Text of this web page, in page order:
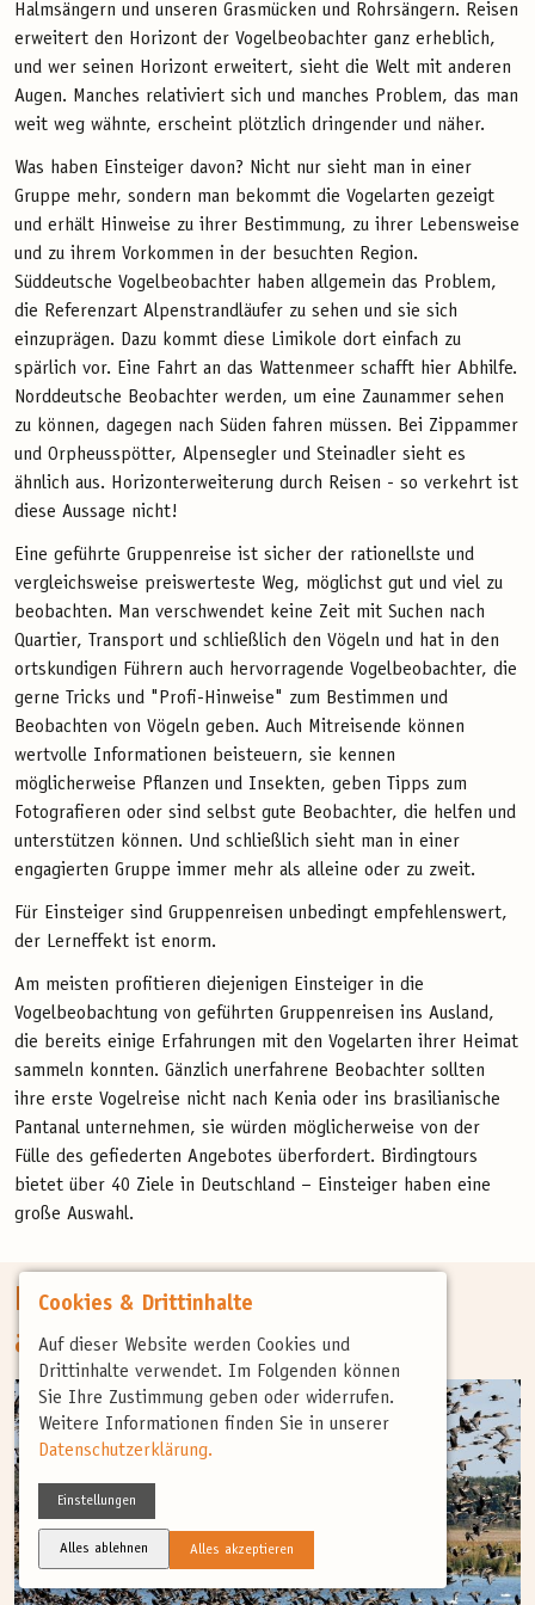
Cookies & Drittinhalte
Auf dieser Website werden Cookies und
Drittinhalte verwendet. Im Folgenden können
Sie Ihre Zustimmung geben oder widerrufen.
Weitere Informationen finden Sie in unserer
Datenschutzerklärung.
Einstellungen
Alles ablehnen Alles akzeptieren
Halmsängern und unseren Grasmücken und Rohrsängern. Reisen
erweitert den Horizont der Vogelbeobachter ganz erheblich,
und wer seinen Horizont erweitert, sieht die Welt mit anderen
Augen. Manches relativiert sich und manches Problem, das man
weit weg wähnte, erscheint plötzlich dringender und näher.
Was haben Einsteiger davon? Nicht nur sieht man in einer
Gruppe mehr, sondern man bekommt die Vogelarten gezeigt
und erhält Hinweise zu ihrer Bestimmung, zu ihrer Lebensweise
und zu ihrem Vorkommen in der besuchten Region.
Süddeutsche Vogelbeobachter haben allgemein das Problem,
die Referenzart Alpenstrandläufer zu sehen und sie sich
einzuprägen. Dazu kommt diese Limikole dort einfach zu
spärlich vor. Eine Fahrt an das Wattenmeer schafft hier Abhilfe.
Norddeutsche Beobachter werden, um eine Zaunammer sehen
zu können, dagegen nach Süden fahren müssen. Bei Zippammer
und Orpheusspötter, Alpensegler und Steinadler sieht es
ähnlich aus. Horizonterweiterung durch Reisen - so verkehrt ist
diese Aussage nicht!
Eine geführte Gruppenreise ist sicher der rationellste und
vergleichsweise preiswerteste Weg, möglichst gut und viel zu
beobachten. Man verschwendet keine Zeit mit Suchen nach
Quartier, Transport und schließlich den Vögeln und hat in den
ortskundigen Führern auch hervorragende Vogelbeobachter, die
gerne Tricks und "Profi-Hinweise" zum Bestimmen und
Beobachten von Vögeln geben. Auch Mitreisende können
wertvolle Informationen beisteuern, sie kennen
möglicherweise Pflanzen und Insekten, geben Tipps zum
Fotografieren oder sind selbst gute Beobachter, die helfen und
unterstützen können. Und schließlich sieht man in einer
engagierten Gruppe immer mehr als alleine oder zu zweit.
Für Einsteiger sind Gruppenreisen unbedingt empfehlenswert,
der Lerneffekt ist enorm.
Am meisten profitieren diejenigen Einsteiger in die
Vogelbeobachtung von geführten Gruppenreisen ins Ausland,
die bereits einige Erfahrungen mit den Vogelarten ihrer Heimat
sammeln konnten. Gänzlich unerfahrene Beobachter sollten
ihre erste Vogelreise nicht nach Kenia oder ins brasilianische
Pantanal unternehmen, sie würden möglicherweise von der
Fülle des gefiederten Angebotes überfordert. Birdingtours
bietet über 40 Ziele in Deutschland – Einsteiger haben eine
große Auswahl.
Drei Einsteigerreisen für Sie
ausgewählt!